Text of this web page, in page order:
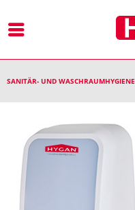
SANITÄR- UND WASCHRAUMHYGIENE